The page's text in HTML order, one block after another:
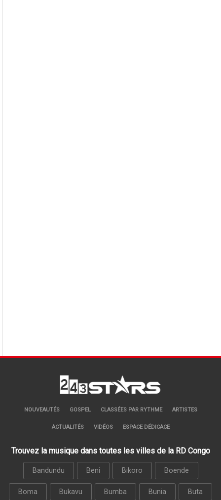
NOUVEAUTÉS GOSPEL CLASSÉES PAR RYTHME ARTISTES
ACTUALITÉS VIDÉOS ESPACE DÉDICACE
Trouvez la musique dans toutes les villes de la RD Congo
Bandundu Beni Bikoro Boende
Boma Bukavu Bumba Bunia Buta